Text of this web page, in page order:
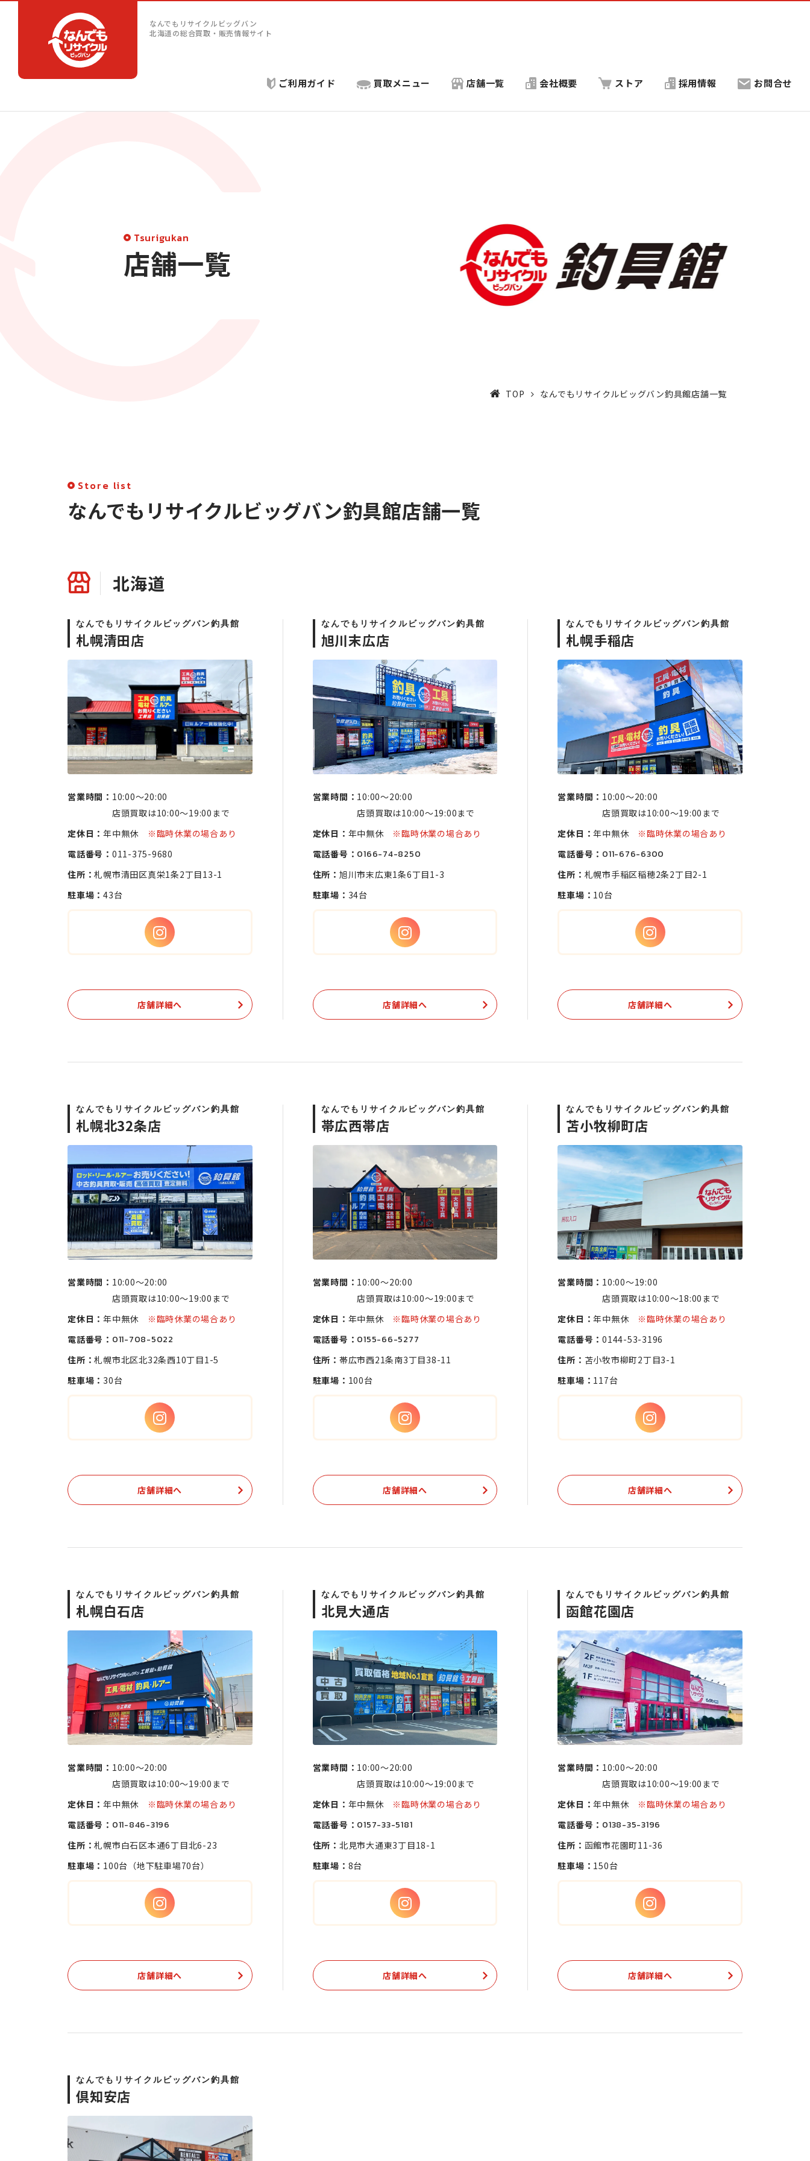
なんでもリサイクルビッグバン
北海道の総合買取・販売情報サイト
ご利用ガイド 買取メニュー 店舗一覧 会社概要 ストア 採用情報 お問合せ
Tsurigukan
店舗一覧
TOP なんでもリサイクルビッグバン釣具館店舗一覧
Store list
なんでもリサイクルビッグバン釣具館店舗一覧
北海道
なんでもリサイクルビッグバン釣具館
札幌清田店
営業時間： 10:00〜20:00
店頭買取は10:00〜19:00まで
定休日： 年中無休
※臨時休業の場合あり
電話番号： 011-375-9680
住所：札幌市清田区真栄1条2丁目13-1
駐車場： 43台
店舗詳細へ
なんでもリサイクルビッグバン釣具館
旭川末広店
営業時間： 10:00〜20:00
店頭買取は10:00〜19:00まで
定休日： 年中無休 ※臨時休業の場合あり
電話番号： 0166-74-8250
住所： 旭川市末広東1条6丁目1-3
駐車場： 34台
店舗詳細へ
なんでもリサイクルビッグバン釣具館
札幌手稲店
営業時間： 10:00〜20:00
店頭買取は10:00〜19:00まで
定休日：年中無休 ※臨時休業の場合あり
電話番号： 011-676-6300
住所： 札幌市手稲区稲穂2条2丁目2-1
駐車場： 10台
店舗詳細へ
なんでもリサイクルビッグバン釣具館
札幌北32条店
営業時間： 10:00〜20:00
店頭買取は10:00〜19:00まで
定休日： 年中無休
※臨時休業の場合あり
電話番号： 011-708-5022
住所：札幌市北区北32条西10丁目1-5
駐車場： 30台
店舗詳細へ
なんでもリサイクルビッグバン釣具館
帯広西帯店
営業時間： 10:00〜20:00
店頭買取は10:00〜19:00まで
定休日： 年中無休 ※臨時休業の場合あり
電話番号： 0155-66-5277
住所： 帯広市西21条南3丁目38-11
駐車場： 100台
店舗詳細へ
なんでもリサイクルビッグバン釣具館
苫小牧柳町店
営業時間： 10:00〜19:00
店頭買取は10:00〜18:00まで
定休日：年中無休 ※臨時休業の場合あり
電話番号：0144-53-3196
住所： 苫小牧市柳町2丁目3-1
駐車場： 117台
店舗詳細へ
なんでもリサイクルビッグバン釣具館
札幌白石店
営業時間： 10:00〜20:00
店頭買取は10:00〜19:00まで
定休日： 年中無休
※臨時休業の場合あり
電話番号： 011-846-3196
住所：札幌市白石区本通6丁目北6-23
駐車場： 100台（地下駐車場70台）
店舗詳細へ
なんでもリサイクルビッグバン釣具館
北見大通店
営業時間： 10:00〜20:00
店頭買取は10:00〜19:00まで
定休日： 年中無休 ※臨時休業の場合あり
電話番号： 0157-33-5181
住所： 北見市大通東3丁目18-1
駐車場： 8台
店舗詳細へ
なんでもリサイクルビッグバン釣具館
函館花園店
営業時間： 10:00〜20:00
店頭買取は10:00〜19:00まで
定休日：年中無休 ※臨時休業の場合あり
電話番号： 0138-35-3196
住所： 函館市花園町11-36
駐車場： 150台
店舗詳細へ
なんでもリサイクルビッグバン釣具館
倶知安店